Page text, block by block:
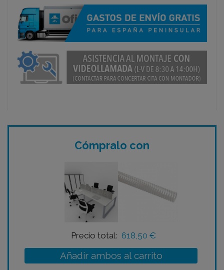
Cómpralo con
+
Precio total: 618,50 €
Añadir ambos al carrito